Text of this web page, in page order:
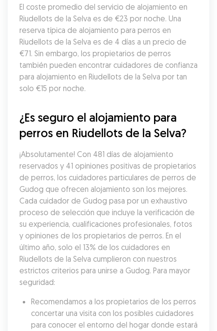
El coste promedio del servicio de alojamiento en
Riudellots de la Selva es de €23 por noche. Una
reserva típica de alojamiento para perros en
Riudellots de la Selva es de 4 días a un precio de
€71. Sin embargo, los propietarios de perros
también pueden encontrar cuidadores de confianza
para alojamiento en Riudellots de la Selva por tan
solo €15 por noche.
¿Es seguro el alojamiento para
perros en Riudellots de la Selva?
¡Absolutamente! Con 481 días de alojamiento
reservados y 41 opiniones positivas de propietarios
de perros, los cuidadores particulares de perros de
Gudog que ofrecen alojamiento son los mejores.
Cada cuidador de Gudog pasa por un exhaustivo
proceso de selección que incluye la verificación de
su experiencia, cualificaciones profesionales, fotos
y opiniones de los propietarios de perros. En el
último año, solo el 13% de los cuidadores en
Riudellots de la Selva cumplieron con nuestros
estrictos criterios para unirse a Gudog. Para mayor
seguridad:
Recomendamos a los propietarios de los perros
concertar una visita con los posibles cuidadores
para conocer el entorno del hogar donde estará